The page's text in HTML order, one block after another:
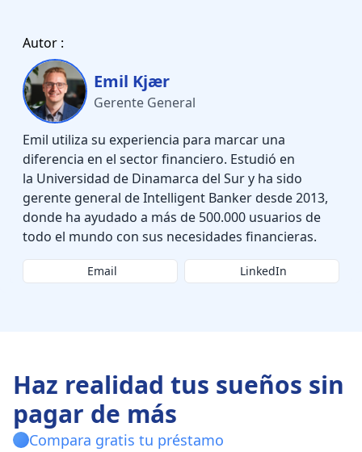
Autor :
Emil Kjær
Gerente General
Emil utiliza su experiencia para marcar una
diferencia en el sector financiero. Estudió en
la Universidad de Dinamarca del Sur y ha sido
gerente general de Intelligent Banker desde 2013,
donde ha ayudado a más de 500.000 usuarios de
todo el mundo con sus necesidades financieras.
Email LinkedIn
Haz realidad tus sueños sin
pagar de más
Compara gratis tu préstamo